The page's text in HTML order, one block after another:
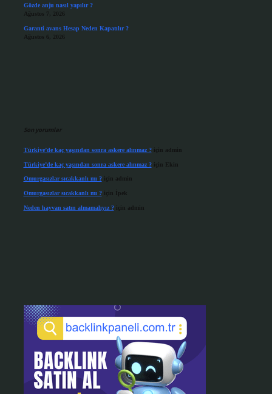
Gözde anju nasıl yapılır ?
Ağustos 7, 2026
Garanti avans Hesap Neden Kapatılır ?
Ağustos 6, 2026
Son yorumlar
Türkiye’de kaç yaşından sonra askere alınmaz ?için admin
Türkiye’de kaç yaşından sonra askere alınmaz ?için Ekin
Omurgasızlar sıcakkanlı mı ?için admin
Omurgasızlar sıcakkanlı mı ?için İpek
Neden hayvan satın almamalıyız ?için admin